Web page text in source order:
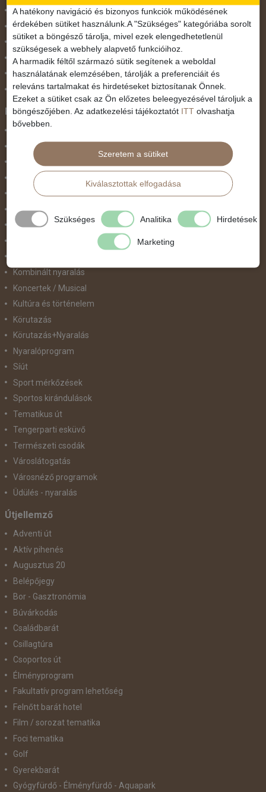
November 1.
Október 23.
Pünkösdi utazás
Szilveszter
Tavaszi szünet
Valentin nap
Programtípus
Belépőjegy
Egyéni út
Egzotikus út
Fesztiválok
Golfút
Gyalogtúra
Kombinált nyaralás
Koncertek / Musical
Kultúra és történelem
Körutazás
Körutazás+Nyaralás
Nyaralóprogram
Síút
Sport mérkőzések
Sportos kirándulások
Tematikus út
Tengerparti esküvő
Természeti csodák
Városlátogatás
Városnéző programok
Üdülés - nyaralás
Útjellemző
Adventi út
Aktív pihenés
Augusztus 20
Belépőjegy
Bor - Gasztronómia
Búvárkodás
Családbarát
Csillagtúra
Csoportos út
Élményprogram
Fakultatív program lehetőség
Felnőtt barát hotel
Film / sorozat tematika
Foci tematika
Golf
Gyerekbarát
Gyógyfürdő - Élményfürdő - Aquapark
A hatékony navigáció és bizonyos funkciók működésének
érdekében sütiket használunk.A "Szükséges" kategóriába sorolt
sütiket a böngésző tárolja, mivel ezek elengedhetetlenül
szükségesek a webhely alapvető funkcióihoz.
A harmadik féltől származó sütik segítenek a weboldal
használatának elemzésében, tárolják a preferenciáit és
releváns tartalmakat és hirdetéseket biztosítanak Önnek.
Ezeket a sütiket csak az Ön előzetes beleegyezésével tároljuk a
böngészőjében. Az adatkezelési tájékoztatót ITT olvashatja
bővebben.
Szeretem a sütiket
Kiválasztottak elfogadása
Szükséges Analitika Hirdetések
Marketing